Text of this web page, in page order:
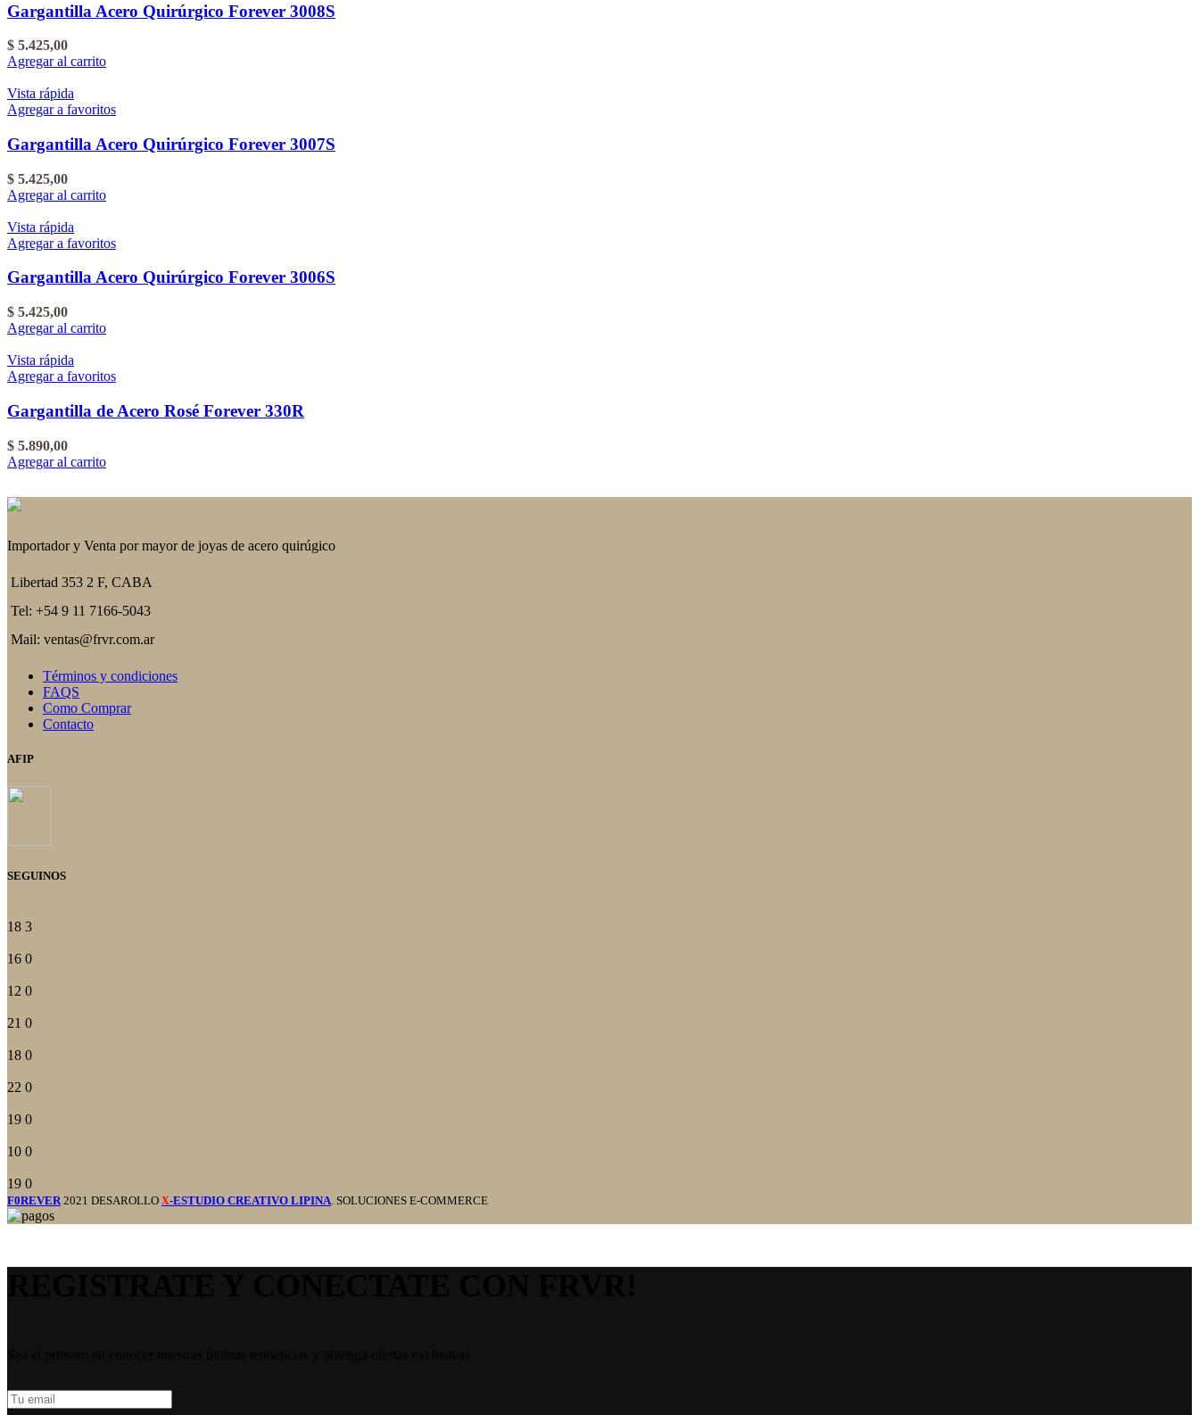
Gargantilla Acero Quirúrgico Forever 3008S
$ 5.425,00
Agregar al carrito
Vista rápida
Agregar a favoritos
Gargantilla Acero Quirúrgico Forever 3007S
$ 5.425,00
Agregar al carrito
Vista rápida
Agregar a favoritos
Gargantilla Acero Quirúrgico Forever 3006S
$ 5.425,00
Agregar al carrito
Vista rápida
Agregar a favoritos
Gargantilla de Acero Rosé Forever 330R
$ 5.890,00
Agregar al carrito
Importador y Venta por mayor de joyas de acero quirúgico
Libertad 353 2 F, CABA
Tel: +54 9 11 7166-5043
Mail: ventas@frvr.com.ar
Términos y condiciones
FAQS
Como Comprar
Contacto
AFIP
SEGUINOS
18 3
16 0
12 0
21 0
18 0
22 0
19 0
10 0
19 0
F0REVER 2021 DESAROLLO X-ESTUDIO CREATIVO LIPINA. SOLUCIONES E-COMMERCE